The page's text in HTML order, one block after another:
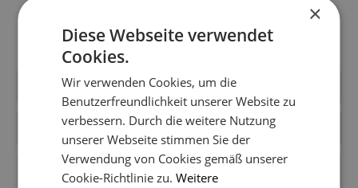
Shops aufgenommen worden. Schreiben Sie uns, um
Informationen über die Fußmatten für Ihr Modell zu
×
Diese Webseite verwendet
Cookies.
Wir verwenden Cookies, um die
Benutzerfreundlichkeit unserer Website zu
verbessern. Durch die weitere Nutzung
unserer Webseite stimmen Sie der
Verwendung von Cookies gemäß unserer
Cookie-Richtlinie zu.Weitere